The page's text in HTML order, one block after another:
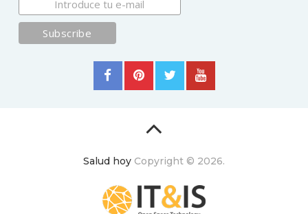
Salud hoy Copyright © 2026.